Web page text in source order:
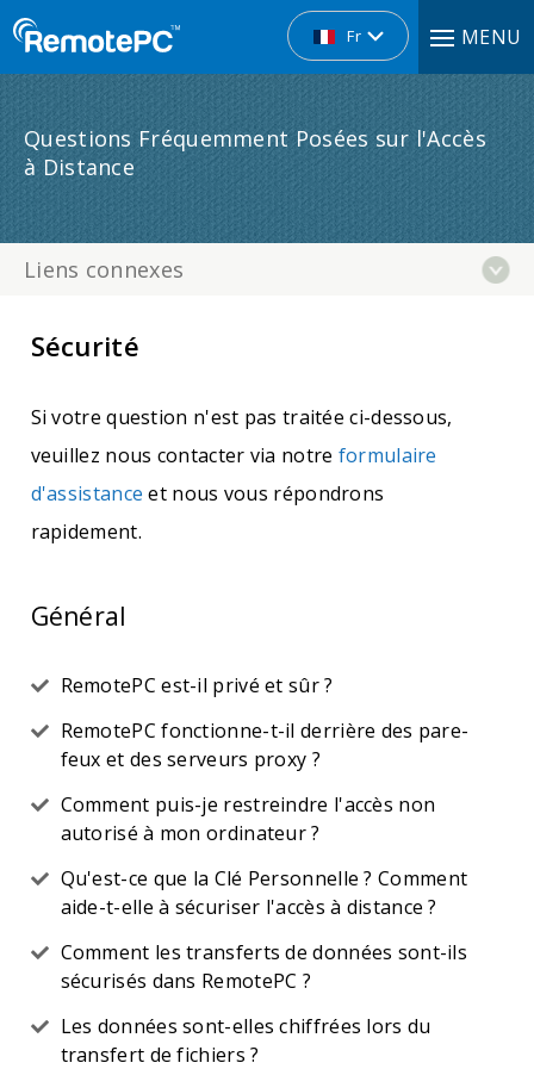
Fr MENU
Questions Fréquemment Posées sur l'Accès
à Distance
Liens connexes
Sécurité
Si votre question n'est pas traitée ci-dessous,
veuillez nous contacter via notre formulaire
d'assistance et nous vous répondrons
rapidement.
Général
RemotePC est-il privé et sûr ?
RemotePC fonctionne-t-il derrière des pare-
feux et des serveurs proxy ?
Comment puis-je restreindre l'accès non
autorisé à mon ordinateur ?
Qu'est-ce que la Clé Personnelle ? Comment
aide-t-elle à sécuriser l'accès à distance ?
Comment les transferts de données sont-ils
sécurisés dans RemotePC ?
Les données sont-elles chiffrées lors du
transfert de fichiers ?